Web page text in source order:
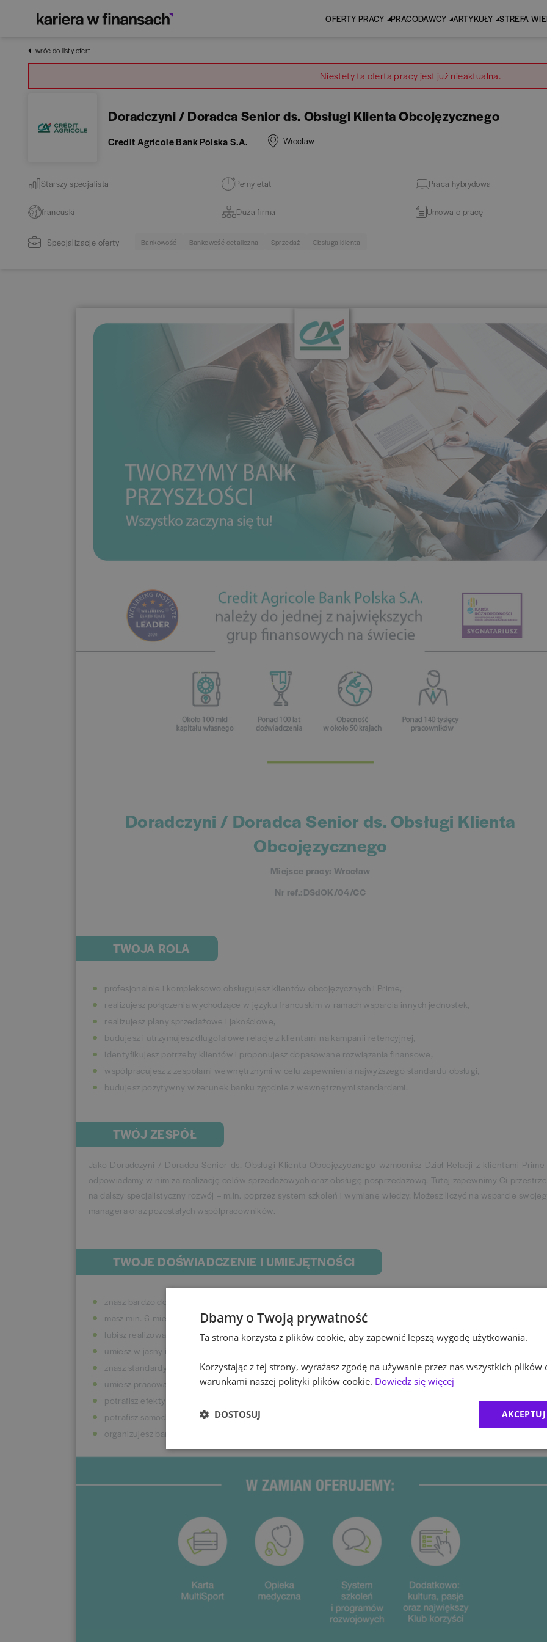
OFERTY PRACY PRACODAWCY ARTYKUŁY STREFA
wróć do listy ofert
Niestety ta oferta pracy jest już nieaktualna.
Doradczyni / Doradca Senior ds. Obsługi Klienta Obcojęzycznego
Credit Agricole Bank Polska S.A. Wrocław
Starszy specjalista Pełny etat Praca hybrydowa
francuski Duża firma Umowa o pracę
Specjalizacje oferty Bankowość Bankowość detaliczna Sprzedaż Obsługa klienta
Doradczyni / Doradca Senior ds. Obsługi Klienta
Obcojęzycznego
Miejsce pracy: Wrocław
Nr ref.:DSdOK/04/CC
TWOJA ROLA
profesjonalnie i kompleksowo obsługujesz klientów obcojęzycznych i Prime,
realizujesz połączenia wychodzące w języku francuskim w ramach wsparcia innych jednostek,
realizujesz plany sprzedażowe i jakościowe,
budujesz i utrzymujesz długofalowe relacje z klientami na kampanii retencyjnej,
identyfikujesz potrzeby klientów i proponujesz dopasowane rozwiązania finansowe,
współpracujesz z zespołami wewnętrznymi w celu zapewnienia najwyższego standardu obsługi,
budujesz pozytywny wizerunek banku zgodnie z wewnętrznymi standardami.
TWÓJ ZESPÓŁ
Jako Doradczyni / Doradca Senior ds. Obsługi Klienta Obcojęzycznego wzmocnisz Dział Relacji z klientami Prime
odpowiadamy w nim za realizację celów sprzedażowych oraz obsługę posprzedażową. Tutaj zapewnimy Ci
na dalszy specjalistyczny rozwój – m.in. poprzez system szkoleń i wymianę wiedzy. Możesz liczyć na wsparcie
managera oraz pozostałych współpracowników.
TWOJE DOŚWIADCZENIE I UMIEJĘTNOŚCI
znasz bardzo dobrze język francuski;
masz min. 6-miesięczne doświadczenie w obsłudze klienta;
lubisz realizować cele i plany sprzedażowe;
umiesz w jasny i klarowny sposób wyrażać swoje zdanie;
znasz standardy obsługi klienta oraz sprzedaży produktów finansowych;
umiesz pracować zespołowo;
potrafisz efektywnie zarządzać swoim czasem;
potrafisz samodzielnie podjąć decyzję i zaproponować rozwiązanie;
organizujesz bardzo dobrze pracę.
Dbamy o Twoją prywatność
Ta strona korzysta z plików cookie, aby zapewnić lepszą wygodę użytkowania.
Korzystając z tej strony, wyrażasz zgodę na używanie przez nas wszystkich plików
warunkami naszej polityki plików cookie. Dowiedz się więcej
DOSTOSUJ